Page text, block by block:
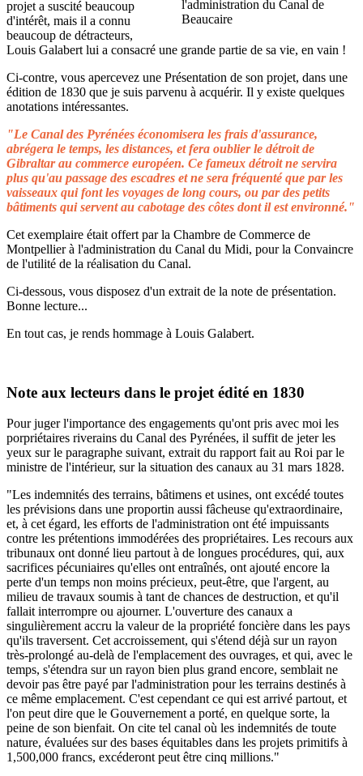
projet a suscité beaucoup
d'intérêt, mais il a connu
beaucoup de détracteurs,
Louis Galabert lui a consacré une grande partie de sa vie, en vain !
Ci-contre, vous apercevez une Présentation de son projet, dans une
édition de 1830 que je suis parvenu à acquérir. Il y existe quelques
anotations intéressantes.
"Le Canal des Pyrénées économisera les frais d'assurance,
abrégera le temps, les distances, et fera oublier le détroit de
Gibraltar au commerce européen. Ce fameux détroit ne servira
plus qu'au passage des escadres et ne sera fréquenté que par les
vaisseaux qui font les voyages de long cours, ou par des petits
bâtiments qui servent au cabotage des côtes dont il est environné."
Cet exemplaire était offert par la Chambre de Commerce de
Montpellier à l'administration du Canal du Midi, pour la Convaincre
de l'utilité de la réalisation du Canal.
Ci-dessous, vous disposez d'un extrait de la note de présentation.
Bonne lecture...
En tout cas, je rends hommage à Louis Galabert.
Note aux lecteurs dans le projet édité en 1830
Pour juger l'importance des engagements qu'ont pris avec moi les
porpriétaires riverains du Canal des Pyrénées, il suffit de jeter les
yeux sur le paragraphe suivant, extrait du rapport fait au Roi par le
ministre de l'intérieur, sur la situation des canaux au 31 mars 1828.
"Les indemnités des terrains, bâtimens et usines, ont excédé toutes
les prévisions dans une proportin aussi fâcheuse qu'extraordinaire,
et, à cet égard, les efforts de l'administration ont été impuissants
contre les prétentions immodérées des propriétaires. Les recours aux
tribunaux ont donné lieu partout à de longues procédures, qui, aux
sacrifices pécuniaires qu'elles ont entraînés, ont ajouté encore la
perte d'un temps non moins précieux, peut-être, que l'argent, au
milieu de travaux soumis à tant de chances de destruction, et qu'il
fallait interrompre ou ajourner. L'ouverture des canaux a
singulièrement accru la valeur de la propriété foncière dans les pays
qu'ils traversent. Cet accroissement, qui s'étend déjà sur un rayon
très-prolongé au-delà de l'emplacement des ouvrages, et qui, avec le
temps, s'étendra sur un rayon bien plus grand encore, semblait ne
devoir pas être payé par l'administration pour les terrains destinés à
ce même emplacement. C'est cependant ce qui est arrivé partout, et
l'on peut dire que le Gouvernement a porté, en quelque sorte, la
peine de son bienfait. On cite tel canal où les indemnités de toute
nature, évaluées sur des bases équitables dans les projets primitifs à
1,500,000 francs, excéderont peut être cinq millions."